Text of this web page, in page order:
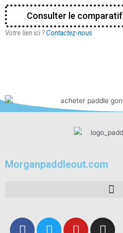
Consulter le comparatif
Votre lien ici ?Contactez-nous
Morganpaddleout.com
F
T
Y
I